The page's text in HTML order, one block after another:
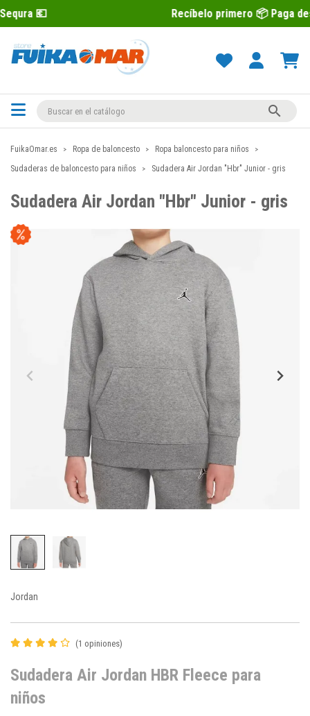
Recíbelo primero 📦 Paga después con

FuikaOmar.es Ropa de baloncesto
Ropa baloncesto para niños
Sudaderas de baloncesto para niños
Sudadera Air Jordan "Hbr" Junior - gris
Sudadera Air Jordan "Hbr" Junior - gris
Jordan
(1 opiniones)
Sudadera Air Jordan HBR Fleece para
niños